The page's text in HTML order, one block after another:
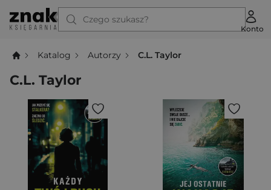
Czego szukasz?
Konto
Katalog Autorzy C.L. Taylor
C.L. Taylor